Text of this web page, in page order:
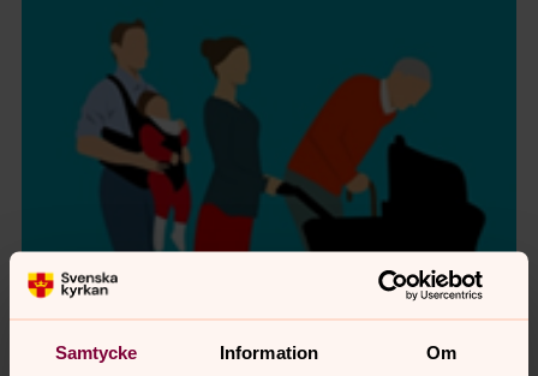
Samtycke Information Om